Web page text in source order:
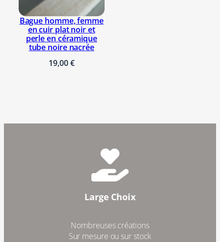
Bague homme, femme
en cuir plat noir et
perle en céramique
tube noire nacrée
19,00€
Large Choix
Nombreuses créations
Sur mesure ou sur stock